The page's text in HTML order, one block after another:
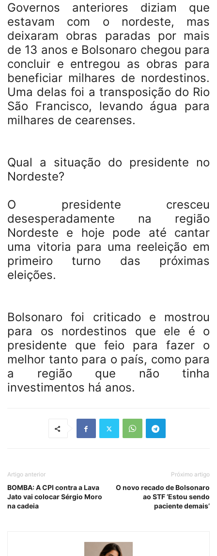
Governos anteriores diziam que
estavam com o nordeste, mas
deixaram obras paradas por mais
de 13 anos e Bolsonaro chegou para
concluir e entregou as obras para
beneficiar milhares de nordestinos.
Uma delas foi a transposição do Rio
São Francisco, levando água para
milhares de cearenses.
Qual a situação do presidente no
Nordeste?
O presidente cresceu
desesperadamente na região
Nordeste e hoje pode até cantar
uma vitoria para uma reeleição em
primeiro turno das próximas
eleições.
Bolsonaro foi criticado e mostrou
para os nordestinos que ele é o
presidente que feio para fazer o
melhor tanto para o país, como para
a região que não tinha
investimentos há anos.
Artigo anterior
BOMBA: A CPI contra a Lava
Jato vai colocar Sérgio Moro
na cadeia
Próximo artigo
O novo recado de Bolsonaro
ao STF ‘Estou sendo
paciente demais’